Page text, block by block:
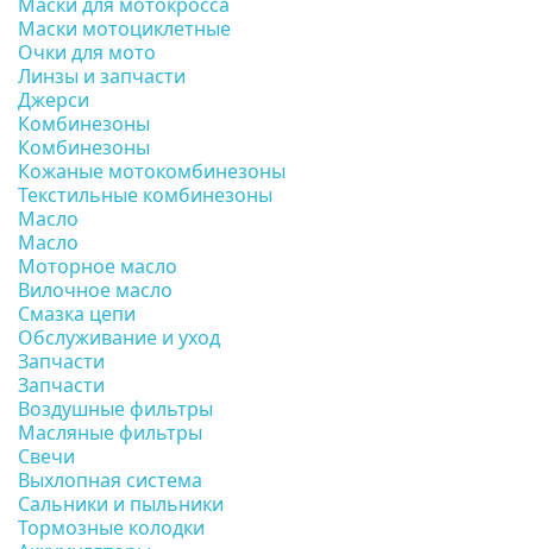
Маски мотоциклетные
Очки для мото
Линзы и запчасти
Джерси
Комбинезоны
Комбинезоны
Кожаные мотокомбинезоны
Текстильные комбинезоны
Масло
Масло
Моторное масло
Вилочное масло
Смазка цепи
Обслуживание и уход
Запчасти
Запчасти
Воздушные фильтры
Масляные фильтры
Свечи
Выхлопная система
Сальники и пыльники
Тормозные колодки